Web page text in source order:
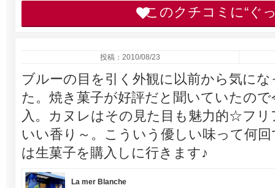
このクチコミに“ぐ
投稿：2010/08/23
ブルーの目を引く外観に以前から気に
た。焼き菓子が好評だと聞いていたの
入。カヌレはその見た目も魅力的☆フ
いい香り～。こういう優しい味って何
は生菓子を購入しに行きます♪
La mer Blanche